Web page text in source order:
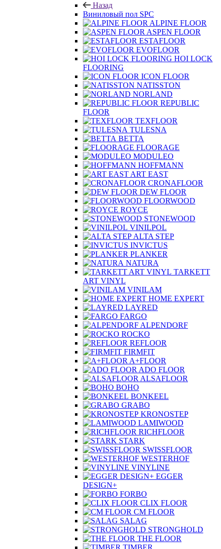
Назад
Виниловый пол SPC
ALPINE FLOOR
ASPEN FLOOR
ESTAFLOOR
EVOFLOOR
HOI LOCK
FLOORING
ICON FLOOR
NATISSTON
NORLAND
REPUBLIC
FLOOR
TEXFLOOR
TULESNA
BETTA
FLOORAGE
MODULEO
HOFFMANN
ART EAST
CRONAFLOOR
DEW FLOOR
FLOORWOOD
ROYCE
STONEWOOD
VINILPOL
ALTA STEP
INVICTUS
PLANKER
NATURA
TARKETT
ART VINYL
VINILAM
HOME EXPERT
LAYRED
FARGO
ALPENDORF
ROCKO
REFLOOR
FIRMFIT
A+FLOOR
ADO FLOOR
ALSAFLOOR
BOHO
BONKEEL
GRABO
KRONOSTEP
LAMIWOOD
RICHFLOOR
STARK
SWISSFLOOR
WESTERHOF
VINYLINE
EGGER
DESIGN+
FORBO
CLIX FLOOR
CM FLOOR
SALAG
STRONGHOLD
THE FLOOR
TIMBER